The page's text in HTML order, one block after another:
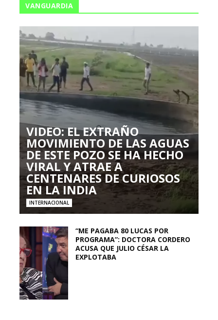
VANGUARDIA
VIDEO: EL EXTRAÑO
MOVIMIENTO DE LAS AGUAS
DE ESTE POZO SE HA HECHO
VIRAL Y ATRAE A
CENTENARES DE CURIOSOS
EN LA INDIA
INTERNACIONAL
“ME PAGABA 80 LUCAS POR
PROGRAMA”: DOCTORA CORDERO
ACUSA QUE JULIO CÉSAR LA
EXPLOTABA